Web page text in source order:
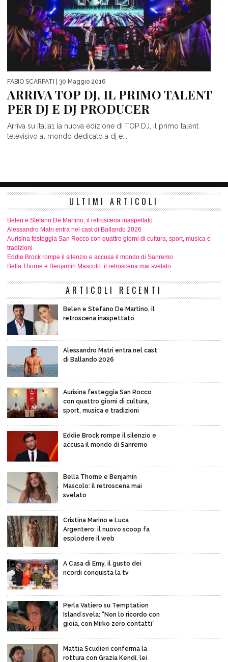
FABIO SCARPATI | 30 Maggio 2016
ARRIVA TOP DJ, IL PRIMO TALENT
PER DJ E DJ PRODUCER
Arriva su Italia1 la nuova edizione di TOP DJ, il primo talent
televisivo al mondo dedicato a dj e...
ULTIMI ARTICOLI
Belen e Stefano De Martino, il retroscena inaspettato
Alessandro Matri entra nel cast di Ballando 2026
Aurisina festeggia San Rocco con quattro giorni di cultura, sport, musica e
tradizioni
Eddie Brock rompe il silenzio e accusa il mondo di Sanremo
Bella Thorne e Benjamin Mascolo: il retroscena mai svelato
ARTICOLI RECENTI
Belen e Stefano De Martino, il
retroscena inaspettato
Alessandro Matri entra nel cast
di Ballando 2026
Aurisina festeggia San Rocco
con quattro giorni di cultura,
sport, musica e tradizioni
Eddie Brock rompe il silenzio e
accusa il mondo di Sanremo
Bella Thorne e Benjamin
Mascolo: il retroscena mai
svelato
Cristina Marino e Luca
Argentero: il nuovo scoop fa
esplodere il web
A Casa di Emy, il gusto dei
ricordi conquista la tv
Perla Vatiero su Temptation
Island svela: “Non lo ricordo con
gioia, con Mirko zero contatti”
Mattia Scudieri conferma la
rottura con Grazia Kendi, lei